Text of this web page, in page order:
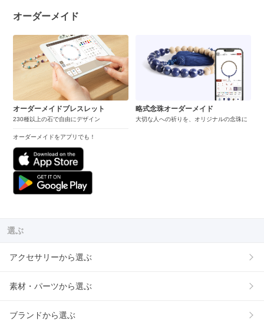
オーダーメイド
オーダーメイドブレスレット
230種以上の石で自由にデザイン
オーダーメイドをアプリでも！
略式念珠オーダーメイド
大切な人への祈りを、オリジナルの念珠に
選ぶ
アクセサリーから選ぶ
素材・パーツから選ぶ
ブランドから選ぶ